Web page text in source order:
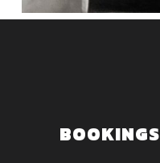
BOOKINGS